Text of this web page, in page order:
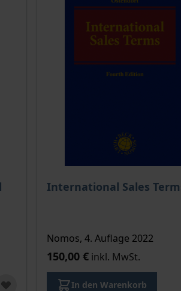
nach der gewählten Produktoption
International Sales
Nomos, 4. Auflage 2022
150,00 € inkl. MwSt.
In den Warenkorb